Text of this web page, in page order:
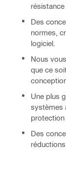
Des
normes,
logiciel.
Nous
que ce
Une plus
systèmes
protection
Des